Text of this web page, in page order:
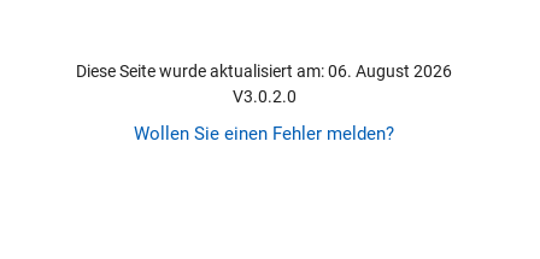
Diese Seite wurde aktualisiert am: 06. August 2026
V3.0.2.0
Wollen Sie einen Fehler melden?